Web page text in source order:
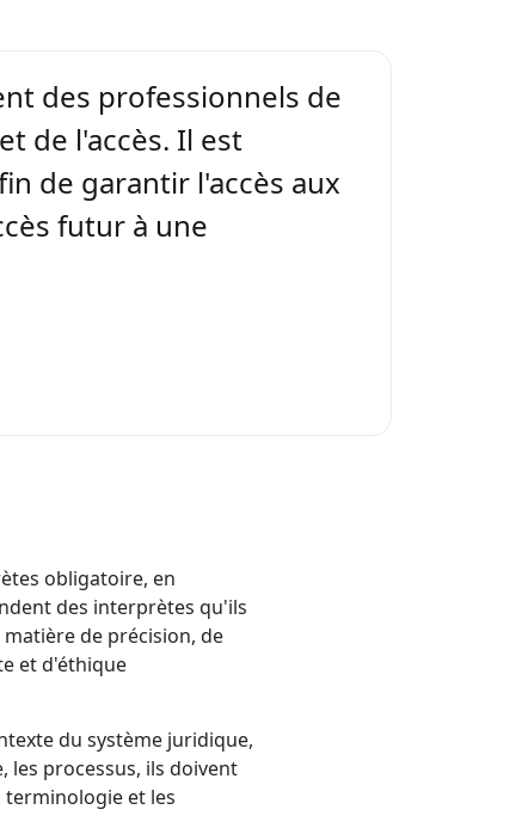
des professionnels de
de l'accès. Il est
de garantir l'accès aux
futur à une
obligatoire, en
des interprètes qu'ils
de précision, de
et d'éthique
du système juridique,
les processus, ils doivent
terminologie et les